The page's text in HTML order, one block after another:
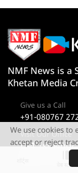
वेब स्टोरीज़
NMF News is a
Khetan Media
Give us a Call
+91-080767
Visit Our Office
D-4 1st
Uttar
We use cookies to
accept or reject